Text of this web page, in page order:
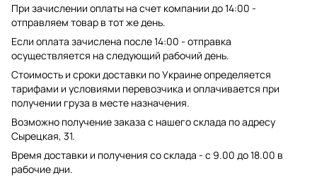
При зачислении оплаты на счет компании до 14:00 -
отправляем товар в тот же день.
Если оплата зачислена после 14:00 - отправка
осуществляется на следующий рабочий день.
Стоимость и сроки доставки по Украине определяется
тарифами и условиями перевозчика и оплачивается при
получении груза в месте назначения.
Возможно получение заказа с нашего склада по адресу
Сырецкая, 31.
Время доставки и получения со склада - с 9.00 до 18.00 в
рабочие дни.